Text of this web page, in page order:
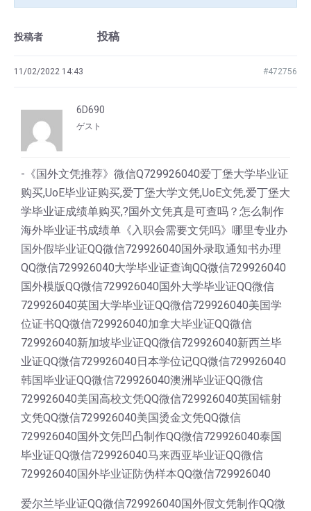
投稿者 投稿
11/02/2022 14:43 #472756
6D690
ゲスト
-《国外文凭推荐》微信Q729926040爱丁堡大学毕业证
购买,UoE毕业证购买,爱丁堡大学文凭,UoE文凭,爱丁堡大
学毕业证成绩单购买,?国外文凭真是可查吗？怎么制作
海外毕业证书成绩单《入职会需要文凭吗》哪里专业办
国外假毕业证QQ微信729926040国外录取通知书办理
QQ微信729926040大学毕业证查询QQ微信729926040
国外模版QQ微信729926040国外大学毕业证QQ微信
729926040英国大学毕业证QQ微信729926040美国学
位证书QQ微信729926040加拿大毕业证QQ微信
729926040新加坡毕业证QQ微信729926040新西兰毕
业证QQ微信729926040日本学位记QQ微信729926040
韩国毕业证QQ微信729926040澳洲毕业证QQ微信
729926040美国高校文凭QQ微信729926040英国镭射
文凭QQ微信729926040美国烫金文凭QQ微信
729926040国外文凭凹凸制作QQ微信729926040泰国
毕业证QQ微信729926040马来西亚毕业证QQ微信
729926040国外毕业证防伪样本QQ微信729926040
爱尔兰毕业证QQ微信729926040国外假文凭制作QQ微